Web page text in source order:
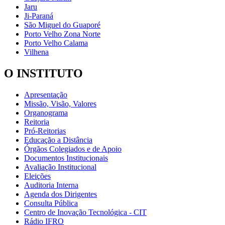
Jaru
Ji-Paraná
São Miguel do Guaporé
Porto Velho Zona Norte
Porto Velho Calama
Vilhena
O INSTITUTO
Apresentação
Missão, Visão, Valores
Organograma
Reitoria
Pró-Reitorias
Educação a Distância
Órgãos Colegiados e de Apoio
Documentos Institucionais
Avaliação Institucional
Eleições
Auditoria Interna
Agenda dos Dirigentes
Consulta Pública
Centro de Inovação Tecnológica - CIT
Rádio IFRO